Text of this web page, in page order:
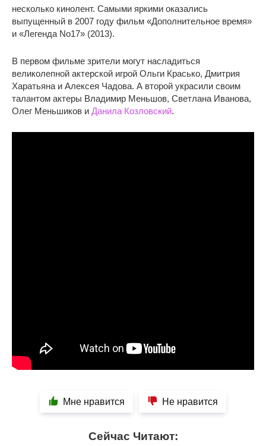
несколько кинолент. Самыми яркими оказались
выпущенный в 2007 году фильм «Дополнительное время»
и «Легенда No17» (2013).
В первом фильме зрители могут насладиться
великолепной актерской игрой Ольги Красько, Дмитрия
Харатьяна и Алексея Чадова. А второй украсили своим
талантом актеры Владимир Меньшов, Светлана Иванова,
Олег Меньшиков и Данила Козловский.
Мне нравится Не нравится
Сейчас Читают: